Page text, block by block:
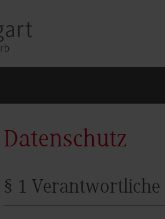
Datenschutz
§ 1 Verantwortliche